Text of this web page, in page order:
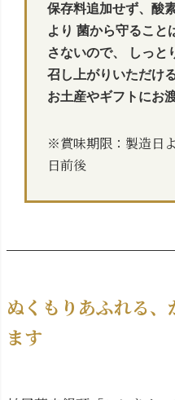
保存料追加せず、酸
より 菌から守ること
さないので、
しっと
召し上がりいただけ
お土産やギフトにお
※賞味期限：製造日
日前後
ぬくもりあふれる
ます